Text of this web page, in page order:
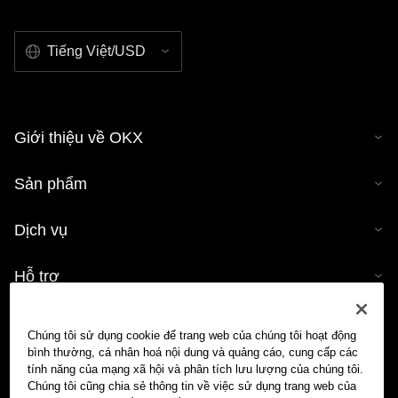
Tiếng Việt/USD
Giới thiệu về OKX
Sản phẩm
Dịch vụ
Hỗ trợ
Công cụ tính tiền mã hóa
Chúng tôi sử dụng cookie để trang web của chúng tôi hoạt động
bình thường, cá nhân hoá nội dung và quảng cáo, cung cấp các
tính năng của mạng xã hội và phân tích lưu lượng của chúng tôi.
Chúng tôi cũng chia sẻ thông tin về việc sử dụng trang web của